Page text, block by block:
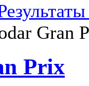
Gran
Prix